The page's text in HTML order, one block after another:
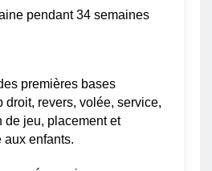
pendant 34 semaines
premières bases
droit, revers, volée, service,
de jeu, placement et
aux enfants.